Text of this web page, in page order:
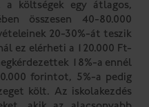
a költségek egy átlagos,
összesen 40-80.000
20-30%-át teszik
ez elérheti a 120.000 Ft-
18%-a ennél
forintot, 5%-a pedig
költ. Az iskolakezdés